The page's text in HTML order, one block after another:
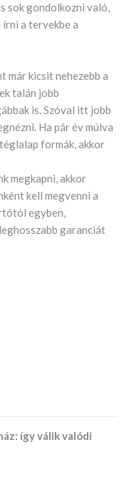
sok gondolkozni való,
a tervekbe a
már kicsit nehezebb a
talán jobb
is. Szóval itt jobb
Ha pár év múlva
formák, akkor
megkapni, akkor
kell megvenni a
egyben,
garanciát
így válik valódi